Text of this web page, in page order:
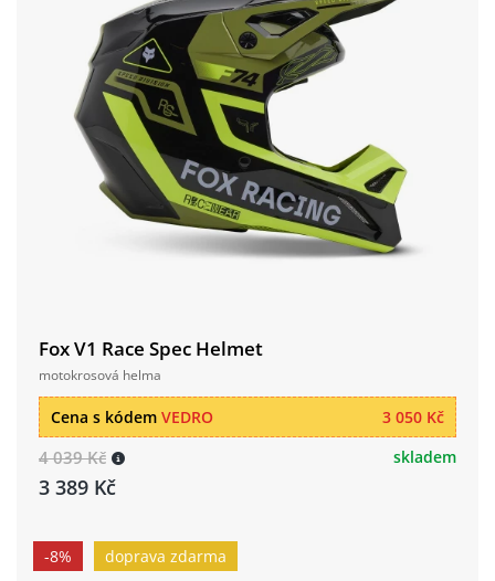
Fox V1 Race Spec Helmet
motokrosová helma
3 050 Kč
Cena s kódem VEDRO
4 039 Kč
3 389 Kč
skladem
-8% doprava zdarma